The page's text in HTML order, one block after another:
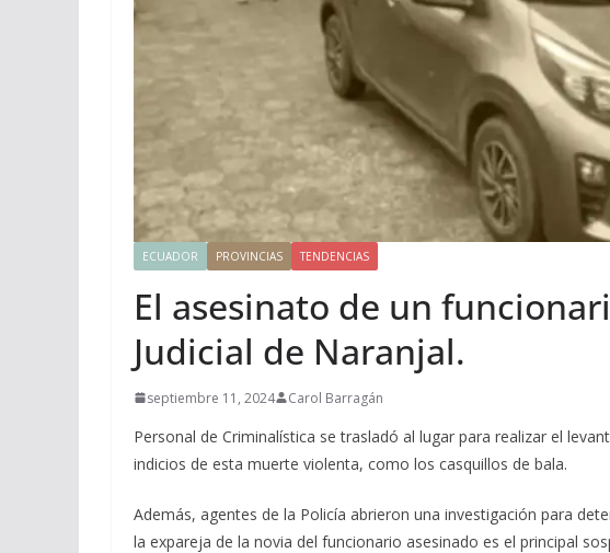
ECUADOR PROVINCIAS TENDENCIAS
El asesinato de un
Judicial de Naranjal.
septiembre 11, 2024 Carol Barragán
Personal de Criminalística se trasladó al lugar para realizar el
indicios de esta muerte violenta, como los casquillos de bala.
Además, agentes de la Policía abrieron una investigación para
la expareja de la novia del funcionario asesinado es el principal